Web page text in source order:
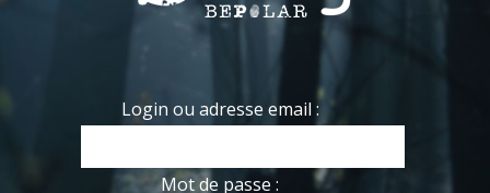
Login ou adresse email :
Mot de passe :